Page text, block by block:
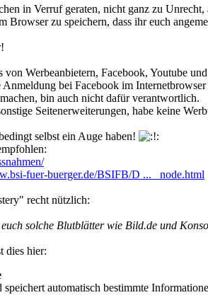
in Verruf geraten, nicht ganz zu
Browser zu speichern, dass ihr euch
Werbeanbietern, Facebook, Youtube
bei Facebook im
bin auch nicht dafür verantwortlich.
Seitenerweiterungen, habe keine
selbst ein Auge haben!
fuer-buerger.de/BSIFB/D ... _node.html
recht nützlich:
solche Blutblätter wie Bild.de und
dies hier:
automatisch bestimmte